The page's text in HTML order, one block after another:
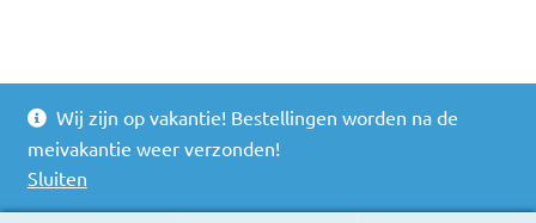
Wij zijn op vakantie! Bestellingen worden na de
meivakantie weer verzonden!
Sluiten